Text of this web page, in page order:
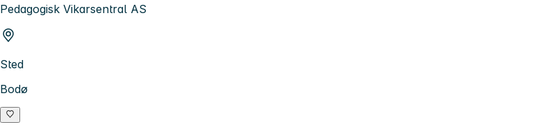
Pedagogisk Vikarsentral AS
Sted
Bodø